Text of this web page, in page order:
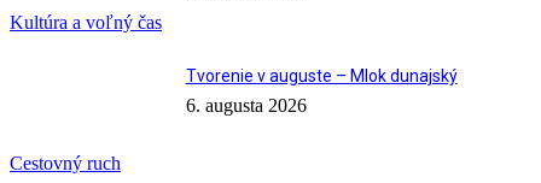
Kultúra a voľný čas
Cestovný ruch
Tvorenie v auguste – Mlok dunajský
6. augusta 2026